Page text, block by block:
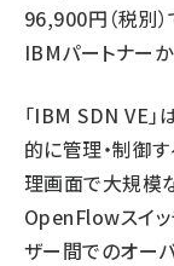
96,900円（税別
IBMパートナー
「IBM SDN VE
的に管理・制御
理画面で大規模な
OpenFlowスイ
ザー間でのオー